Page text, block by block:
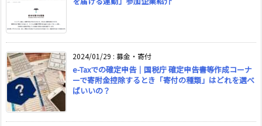
2024/01/29 : 募金・寄付
e-Taxでの確定申告｜国税庁 確定申告書等作成コーナ
ーで寄附金控除するとき「寄付の種類」はどれを選べ
ばいいの？